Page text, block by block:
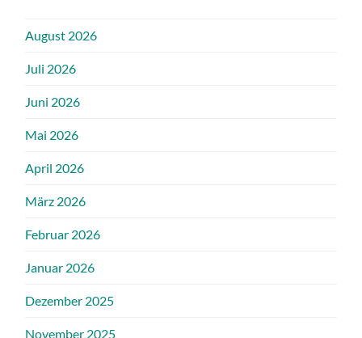
August 2026
Juli 2026
Juni 2026
Mai 2026
April 2026
März 2026
Februar 2026
Januar 2026
Dezember 2025
November 2025